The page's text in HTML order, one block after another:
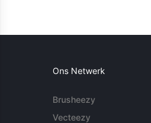
Ons Netwerk
Brusheezy
Vecteezy